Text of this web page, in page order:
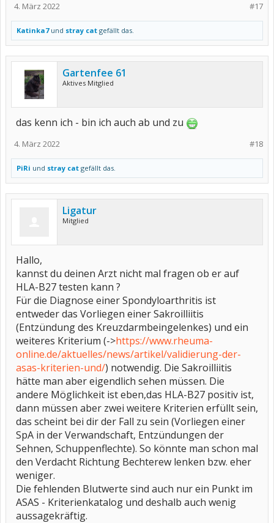
#17
4. März 2022
Katinka7und stray cat gefällt das.
Gartenfee 61
Aktives Mitglied
das kenn ich - bin ich auch ab und zu
#18
4. März 2022
PiRi und stray cat gefällt das.
Ligatur
Mitglied
Hallo,
kannst du deinen Arzt nicht mal fragen ob er auf
HLA-B27 testen kann ?
Für die Diagnose einer Spondyloarthritis ist
entweder das Vorliegen einer Sakroilliitis
(Entzündung des Kreuzdarmbeingelenkes) und ein
weiteres Kriterium (->https://www.rheuma-
online.de/aktuelles/news/artikel/validierung-der-
asas-kriterien-und/) notwendig. Die Sakroilliitis
hätte man aber eigendlich sehen müssen. Die
andere Möglichkeit ist eben,das HLA-B27 positiv ist,
dann müssen aber zwei weitere Kriterien erfüllt sein,
das scheint bei dir der Fall zu sein (Vorliegen einer
SpA in der Verwandschaft, Entzündungen der
Sehnen, Schuppenflechte). So könnte man schon mal
den Verdacht Richtung Bechterew lenken bzw. eher
weniger.
Die fehlenden Blutwerte sind auch nur ein Punkt im
ASAS - Kriterienkatalog und deshalb auch wenig
aussagekräftig.